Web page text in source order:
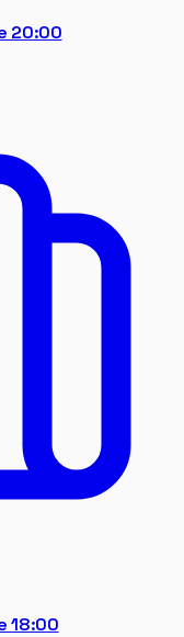
20:00
18:00